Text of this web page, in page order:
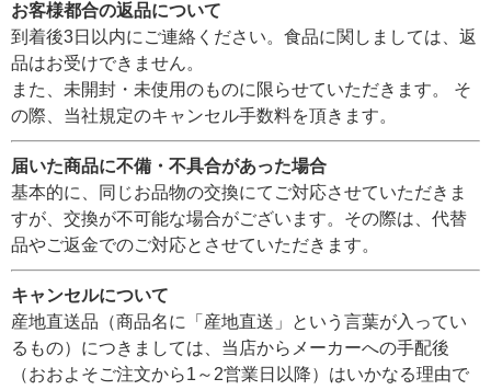
お客様都合の返品について
到着後3日以内にご連絡ください。食品に関しましては、返
品はお受けできません。
また、未開封・未使用のものに限らせていただきます。 そ
の際、当社規定のキャンセル手数料を頂きます。
届いた商品に不備・不具合があった場合
基本的に、同じお品物の交換にてご対応させていただきま
すが、交換が不可能な場合がございます。その際は、代替
品やご返金でのご対応とさせていただきます。
キャンセルについて
産地直送品（商品名に「産地直送」という言葉が入ってい
るもの）につきましては、当店からメーカーへの手配後
（おおよそご注文から1～2営業日以降）はいかなる理由で